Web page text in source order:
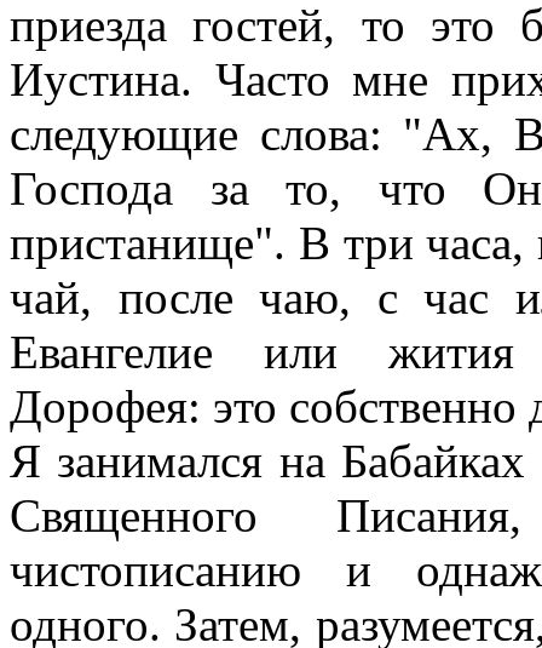
приезда гостей, то это
Иустина. Часто мне
следующие слова: "Ах,
Господа за то, что
пристанище". В три часа,
чай, после чаю, с час
Евангелие или
Дорофея: это собственно
Я занимался на
Священного
чистописанию и
одного. Затем,